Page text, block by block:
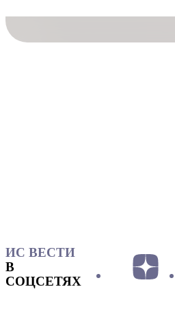
ИС ВЕСТИ
В
СОЦСЕТЯХ